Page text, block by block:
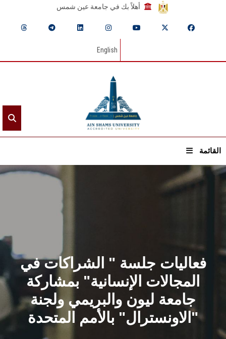
أهلاً بك في جامعة عين شمس
English
القائمة
القطاعـات
الشئون الأكاديمية
البحث العلمي
الرعاية الصحية
فعاليات جلسة " الشراكات في
المجالات الإنسانية" بمشاركة
جامعة ليون والبريمي ولجنة
"الاونسترال" بالأمم المتحدة